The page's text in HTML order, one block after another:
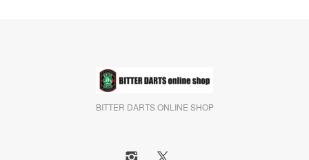
BITTER DARTS ONLINE SHOP